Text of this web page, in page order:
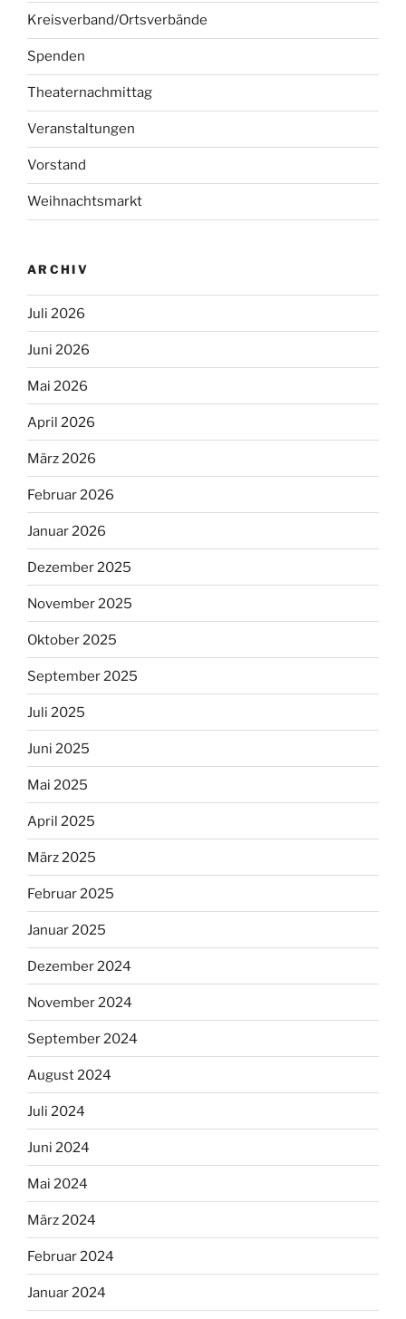
Kreisverband/Ortsverbände
Spenden
Theaternachmittag
Veranstaltungen
Vorstand
Weihnachtsmarkt
ARCHIV
Juli 2026
Juni 2026
Mai 2026
April 2026
März 2026
Februar 2026
Januar 2026
Dezember 2025
November 2025
Oktober 2025
September 2025
Juli 2025
Juni 2025
Mai 2025
April 2025
März 2025
Februar 2025
Januar 2025
Dezember 2024
November 2024
September 2024
August 2024
Juli 2024
Juni 2024
Mai 2024
März 2024
Februar 2024
Januar 2024